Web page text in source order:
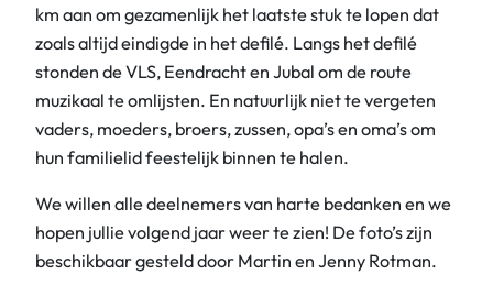
km aan om gezamenlijk het laatste stuk te lopen dat
zoals altijd eindigde in het defilé. Langs het defilé
stonden de VLS, Eendracht en Jubal om de route
muzikaal te omlijsten. En natuurlijk niet te vergeten
vaders, moeders, broers, zussen, opa’s en oma’s om
hun familielid feestelijk binnen te halen.
We willen alle deelnemers van harte bedanken en we
hopen jullie volgend jaar weer te zien! De foto’s zijn
beschikbaar gesteld door Martin en Jenny Rotman.